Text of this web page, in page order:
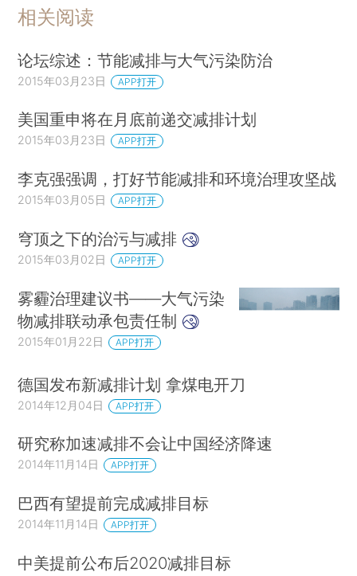
相关阅读
论坛综述：节能减排与大气污染防治
2015年03月23日 APP打开
美国重申将在月底前递交减排计划
2015年03月23日 APP打开
李克强强调，打好节能减排和环境治理攻坚战
2015年03月05日 APP打开
穹顶之下的治污与减排
2015年03月02日 APP打开
雾霾治理建议书——大气污染
物减排联动承包责任制
2015年01月22日 APP打开
德国发布新减排计划 拿煤电开刀
2014年12月04日 APP打开
研究称加速减排不会让中国经济降速
2014年11月14日 APP打开
巴西有望提前完成减排目标
2014年11月14日 APP打开
中美提前公布后2020减排目标